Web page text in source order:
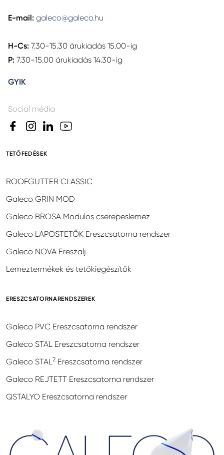
E-mail: galeco@galeco.hu
H-Cs: 7.30-15.30 árukiadás 15.00-ig
P: 7.30-15.00 árukiadás 14.30-ig
GYIK
Social média
TETŐFEDÉSEK
ROOFGUTTER CLASSIC
Galeco GRIN MOD
Galeco BROSA Modulos cserepeslemez
Galeco LAPOSTETŐK Ereszcsatorna rendszer
Galeco NOVA Ereszalj
Lemeztermékek és tetőkiegészítők
ERESZCSATORNARENDSZEREK
Galeco PVC Ereszcsatorna rendszer
Galeco STAL Ereszcsatorna rendszer
Galeco STAL 2 Ereszcsatorna rendszer
Galeco REJTETT Ereszcsatorna rendszer
QSTALYO Ereszcsatorna rendszer